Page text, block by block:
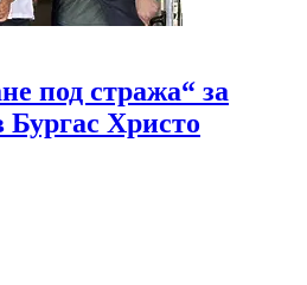
под стража“ за
Христо